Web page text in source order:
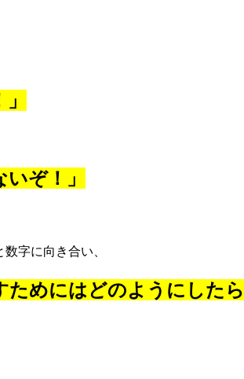
ぞ！」
字に向き合い、
ためにはどのようにした